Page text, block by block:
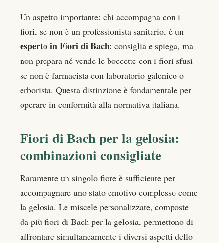
Un aspetto importante: chi accompagna con i
fiori, se non è un professionista sanitario, è un
esperto in Fiori di Bach: consiglia e spiega, ma
non prepara né vende le boccette con i fiori sfusi
se non è farmacista con laboratorio galenico o
erborista. Questa distinzione è fondamentale per
operare in conformità alla normativa italiana.
Fiori di Bach per la gelosia:
combinazioni consigliate
Raramente un singolo fiore è sufficiente per
accompagnare uno stato emotivo complesso come
la gelosia. Le miscele personalizzate, composte
da più fiori di Bach per la gelosia, permettono di
affrontare simultaneamente i diversi aspetti dello